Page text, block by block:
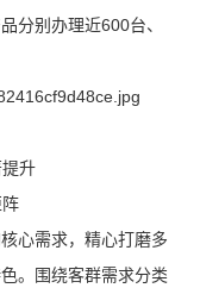
分别办理近600台、
升
心需求，精心打磨多
。围绕客群需求分类